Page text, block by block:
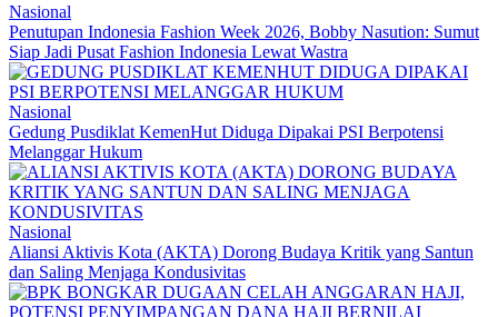
Nasional
Penutupan Indonesia Fashion Week 2026, Bobby Nasution: Sumut
Siap Jadi Pusat Fashion Indonesia Lewat Wastra
Nasional
Gedung Pusdiklat KemenHut Diduga Dipakai PSI Berpotensi
Melanggar Hukum
Nasional
Aliansi Aktivis Kota (AKTA) Dorong Budaya Kritik yang Santun
dan Saling Menjaga Kondusivitas